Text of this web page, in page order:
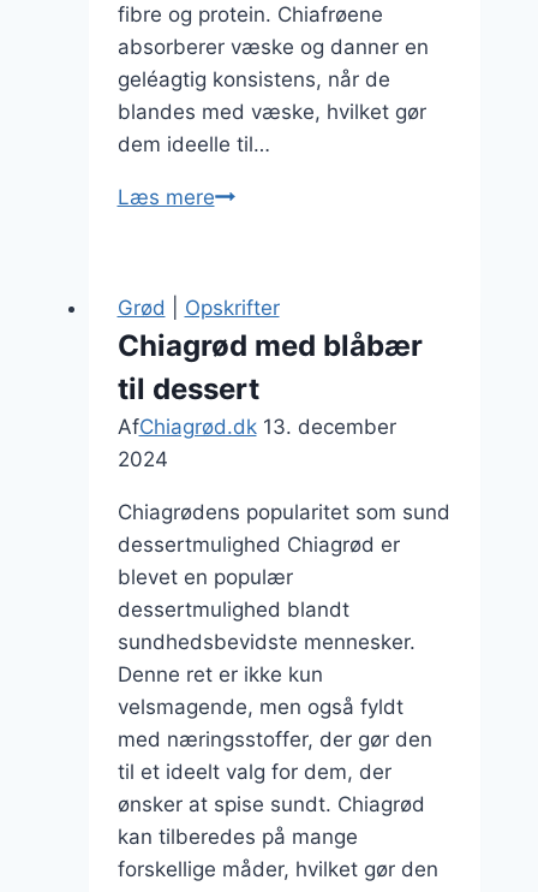
fibre og protein. Chiafrøene
absorberer væske og danner en
geléagtig konsistens, når de
blandes med væske, hvilket gør
dem ideelle til…
Læs mereChiagrød
kokos
Grød Opskrifter
Chiagrød med blåbær
til dessert
AfChiagrød.dk 13. december
2024
Chiagrødens popularitet som sund
dessertmulighed Chiagrød er
blevet en populær
dessertmulighed blandt
sundhedsbevidste mennesker.
Denne ret er ikke kun
velsmagende, men også fyldt
med næringsstoffer, der gør den
til et ideelt valg for dem, der
ønsker at spise sundt. Chiagrød
kan tilberedes på mange
forskellige måder, hvilket gør den